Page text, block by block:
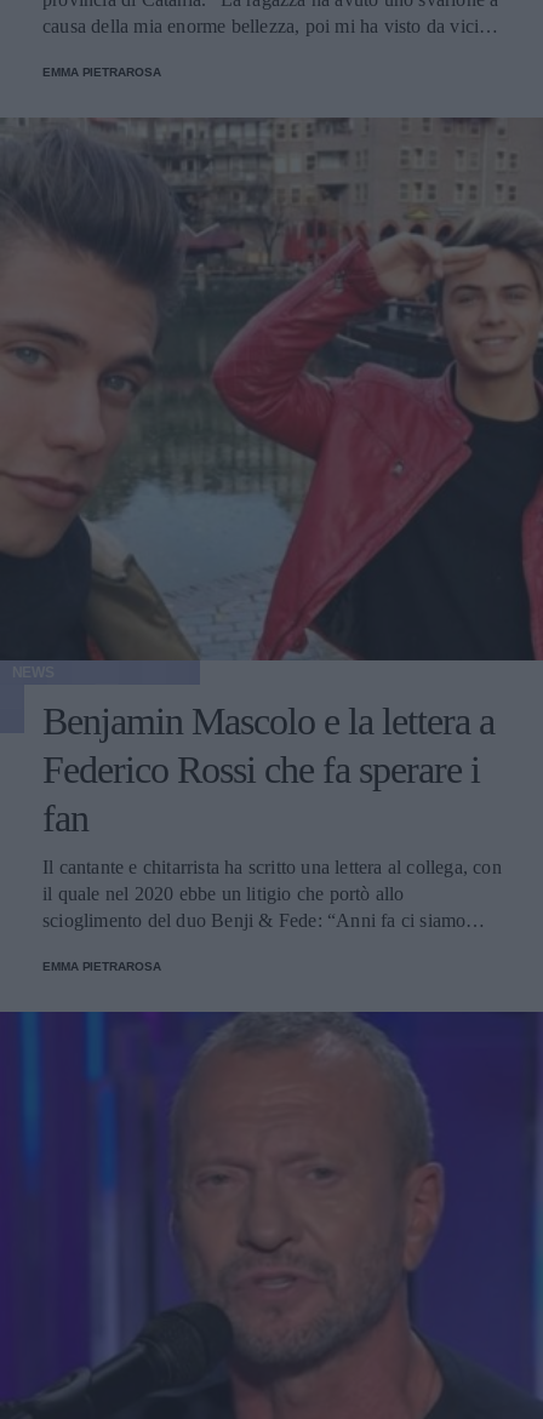
causa della mia enorme bellezza, poi mi ha visto da vicina
EMMA PIETRAROSA
Benjamin Mascolo e la lettera a
Federico Rossi che fa sperare i
fan
Il cantante e chitarrista ha scritto una lettera al collega, con
il quale nel 2020 ebbe un litigio che portò allo
scioglimento del duo Benji & Fede: “Anni fa ci siamo
EMMA PIETRAROSA